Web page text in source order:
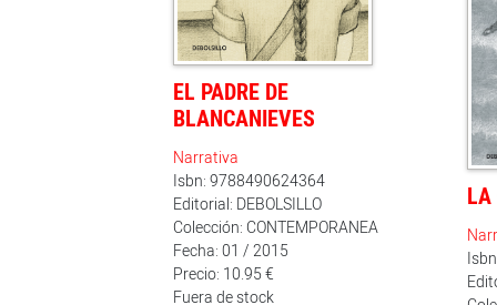
un
la
EL PADRE DE
BLANCANIEVES
Narrativa
Isbn: 9788490624364
Editorial: DEBOLSILLO
Colección: CONTEMPORANEA
Fecha: 01 / 2015
Precio: 10.95 €
Fuera de stock
LA